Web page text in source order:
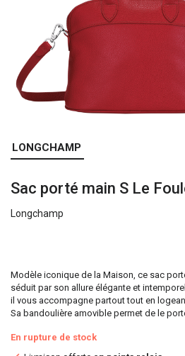
Skip
to
beginning
the
LONGCHAMP
Sac porté main S Le
Longchamp
Modèle iconique de la Maison, ce sac
séduit par son allure élégante et
il vous accompagne partout tout en
Sa bandoulière amovible permet de le
En rupture de stock